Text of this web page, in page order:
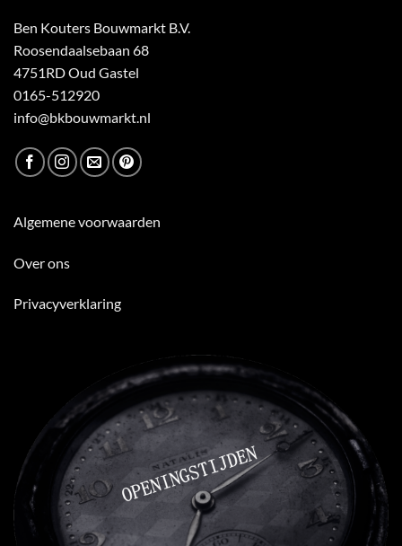
Ben Kouters Bouwmarkt B.V.
Roosendaalsebaan 68
4751RD Oud Gastel
0165-512920
info@bkbouwmarkt.nl
Algemene voorwaarden
Over ons
Privacyverklaring